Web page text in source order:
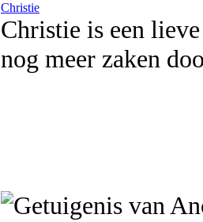
Christie
Christie is een
nog meer zaken